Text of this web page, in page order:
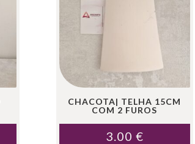
CHACOTA| TELHA 15CM
COM 2 FUROS
3.00 €